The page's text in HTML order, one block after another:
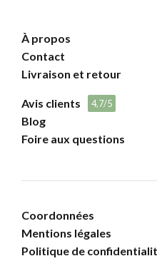
À propos
Contact
Livraison et retour
Avis clients 4,7/5
Blog
Foire aux questions
Coordonnées
Mentions légales
Politique de